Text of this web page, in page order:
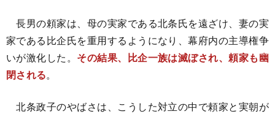
長男の頼家は、母の実家である北条氏を遠ざけ、妻の実
家である比企氏を重用するようになり、幕府内の主導権争
いが激化した。 その結果、比企一族は滅ぼされ、頼家も幽
閉される。
北条政子のやばさは、こうした対立の中で頼家と実朝が